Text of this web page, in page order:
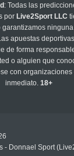
: Todas las
por Live2Sport LLC
apuestas
de forma
o alguien que
con
inmediato.18+
- Donnael Sport